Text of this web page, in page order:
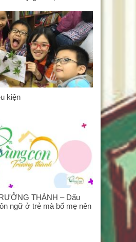
kiện
THÀNH – Dấu
ngữ ở trẻ mà bố mẹ nên